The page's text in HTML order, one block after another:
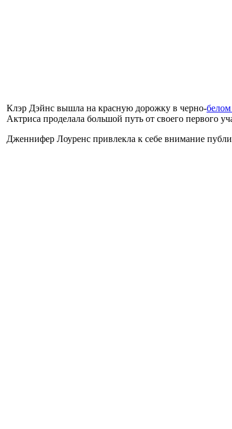
Клэр Дэйнс вышла на красную дорожку в черно-белом
Актриса проделала большой путь от своего первого
Дженнифер Лоуренс привлекла к себе внимание